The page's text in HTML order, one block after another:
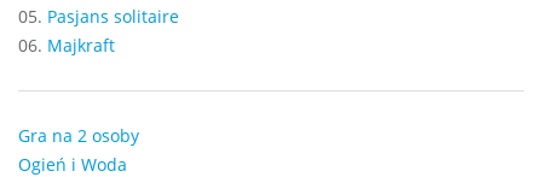
05. Pasjans solitaire
06. Majkraft
Gra na 2 osoby
Ogień i Woda